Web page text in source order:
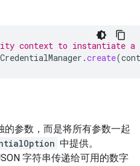
context to instantiate a
CredentialManager .create(
的参数，而是将所有参数一起
中提供。
字符串传递给可用的数字